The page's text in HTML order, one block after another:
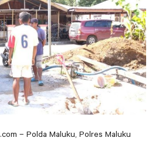
– Polda Maluku, Polres Maluku